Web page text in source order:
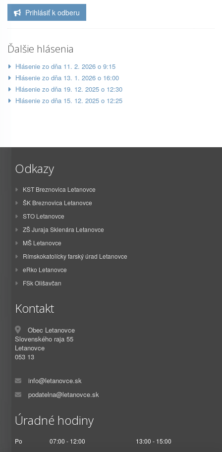
Prihlásiť k odberu
Ďalšie hlásenia
Hlásenie zo dňa 11. 2. 2026 o 9:15
Hlásenie zo dňa 13. 1. 2026 o 16:00
Hlásenie zo dňa 19. 12. 2025 o 12:30
Hlásenie zo dňa 15. 12. 2025 o 12:25
Odkazy
KST Breznovica Letanovce
ŠK Breznovica Letanovce
STO Letanovce
ZŠ Juraja Sklenára Letanovce
MŠ Letanovce
Rímskokatolícky farský úrad Letanovce
eRko Letanovce
FSk Olišavčan
Kontakt
Obec Letanovce
Slovenského raja 55
Letanovce
053 13
info@letanovce.sk
podatelna@letanovce.sk
Úradné hodiny
Po 07:00 - 12:00
13:00 - 15:00